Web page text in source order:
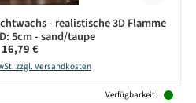
- realistische 3D Flamme
5cm - sand/taupe
Regulärer Preis:
16,79 €
zzgl. Versandkosten
Verfügbarkeit: